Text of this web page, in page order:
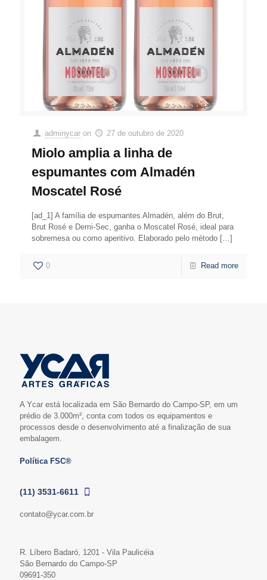
adminycar on 27 de outubro de 2020
Miolo amplia a linha de
espumantes com Almadén
Moscatel Rosé
[ad_1] A família de espumantes Almadén, além do Brut,
Brut Rosé e Demi-Sec, ganha o Moscatel Rosé, ideal para
sobremesa ou como aperitivo. Elaborado pelo método […]
0 Read more
A Ycar está localizada em São Bernardo do Campo-SP, em um
prédio de 3.000m², conta com todos os equipamentos e
processos desde o desenvolvimento até a finalização de sua
embalagem.
Política FSC®
(11) 3531-6611
contato@ycar.com.br
R. Líbero Badaró, 1201 - Vila Paulicéia
São Bernardo do Campo-SP
09691-350